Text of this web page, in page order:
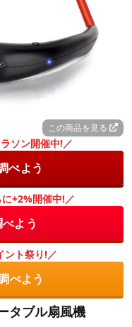
この商品を見る
ソン開催中!／
べよう
+2%開催中!／
よう
ント祭り!／
べよう
タブル扇風機